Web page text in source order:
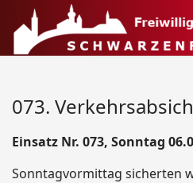
073.
Einsatz Nr. 073, Sonntag
Sonntagvormittag sicherten